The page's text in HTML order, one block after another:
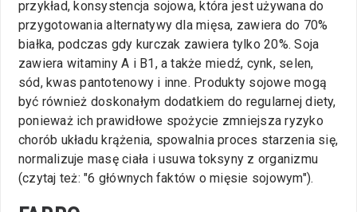
przykład, konsystencja sojowa, która jest używana do
przygotowania alternatywy dla mięsa, zawiera do 70%
białka, podczas gdy kurczak zawiera tylko 20%. Soja
zawiera witaminy A i B1, a także miedź, cynk, selen,
sód, kwas pantotenowy i inne. Produkty sojowe mogą
być również doskonałym dodatkiem do regularnej diety,
ponieważ ich prawidłowe spożycie zmniejsza ryzyko
chorób układu krążenia, spowalnia proces starzenia się,
normalizuje masę ciała i usuwa toksyny z organizmu
(czytaj też: "6 głównych faktów o mięsie sojowym").